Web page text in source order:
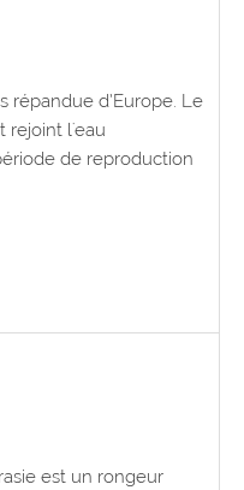
répandue d’Europe. Le
rejoint l'eau
de reproduction
est un rongeur